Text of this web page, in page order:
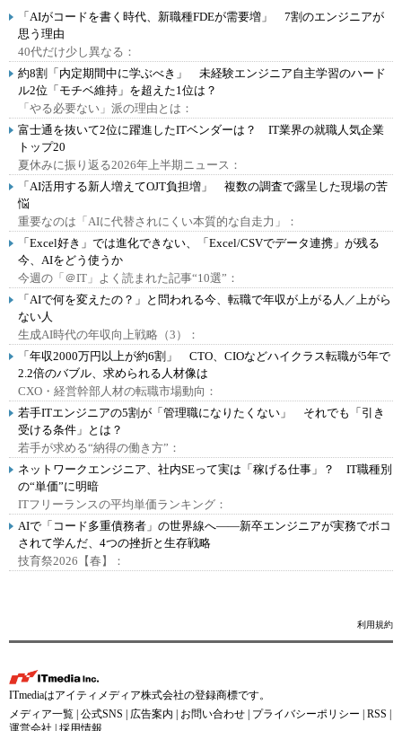
「AIがコードを書く時代、新職種FDEが需要増」 7割のエンジニアが
思う理由
40代だけ少し異なる：
約8割「内定期間中に学ぶべき」 未経験エンジニア自主学習のハード
ル2位「モチベ維持」を超えた1位は？
「やる必要ない」派の理由とは：
富士通を抜いて2位に躍進したITベンダーは？ IT業界の就職人気企業
トップ20
夏休みに振り返る2026年上半期ニュース：
「AI活用する新人増えてOJT負担増」 複数の調査で露呈した現場の苦
悩
重要なのは「AIに代替されにくい本質的な自走力」：
「Excel好き」では進化できない、「Excel/CSVでデータ連携」が残る
今、AIをどう使うか
今週の「＠IT」よく読まれた記事“10選”：
「AIで何を変えたの？」と問われる今、転職で年収が上がる人／上がら
ない人
生成AI時代の年収向上戦略（3）：
「年収2000万円以上が約6割」 CTO、CIOなどハイクラス転職が5年で
2.2倍のバブル、求められる人材像は
CXO・経営幹部人材の転職市場動向：
若手ITエンジニアの5割が「管理職になりたくない」 それでも「引き
受ける条件」とは？
若手が求める“納得の働き方”：
ネットワークエンジニア、社内SEって実は「稼げる仕事」？ IT職種別
の“単価”に明暗
ITフリーランスの平均単価ランキング：
AIで「コード多重債務者」の世界線へ――新卒エンジニアが実務でボコ
されて学んだ、4つの挫折と生存戦略
技育祭2026【春】：
利用規約
ITmediaはアイティメディア株式会社の登録商標です。
メディア一覧 公式SNS 広告案内 お問い合わせ プライバシーポリシー RSS
運営会社
採用情報